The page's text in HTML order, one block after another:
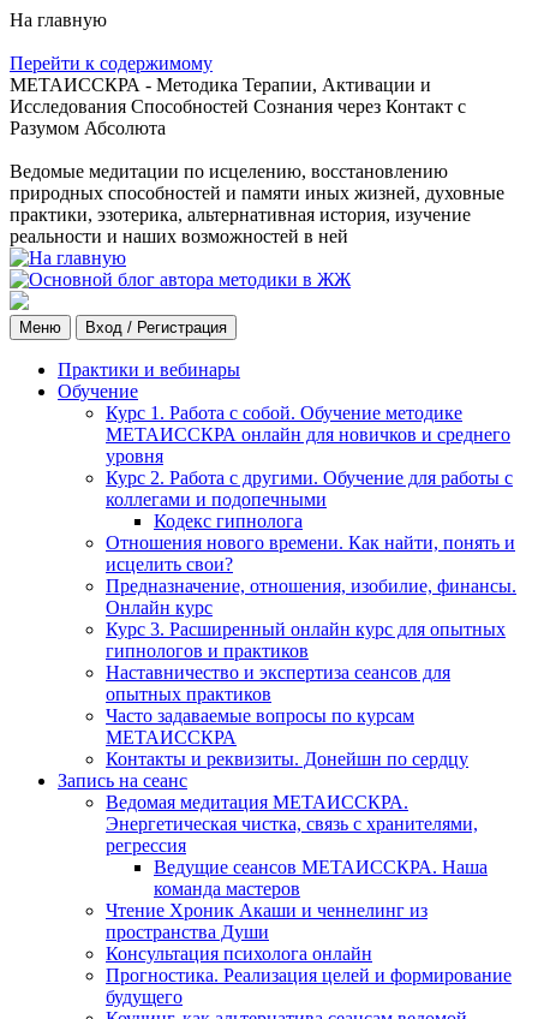
На главную
Перейти к содержимому
МЕТАИССКРА - Методика Терапии, Активации и
Исследования Способностей Сознания через Контакт с
Разумом Абсолюта
Ведомые медитации по исцелению, восстановлению
природных способностей и памяти иных жизней, духовные
практики, эзотерика, альтернативная история, изучение
реальности и наших возможностей в ней
Меню Вход / Регистрация
Практики и вебинары
Обучение
Курс 1. Работа с собой. Обучение методике
МЕТАИССКРА онлайн для новичков и среднего
уровня
Курс 2. Работа с другими. Обучение для работы с
коллегами и подопечными
Кодекс гипнолога
Отношения нового времени. Как найти, понять и
исцелить свои?
Предназначение, отношения, изобилие, финансы.
Онлайн курс
Курс 3. Расширенный онлайн курс для опытных
гипнологов и практиков
Наставничество и экспертиза сеансов для
опытных практиков
Часто задаваемые вопросы по курсам
МЕТАИССКРА
Контакты и реквизиты. Донейшн по сердцу
Запись на сеанс
Ведомая медитация МЕТАИССКРА.
Энергетическая чистка, связь с хранителями,
регрессия
Ведущие сеансов МЕТАИССКРА. Наша
команда мастеров
Чтение Хроник Акаши и ченнелинг из
пространства Души
Консультация психолога онлайн
Прогностика. Реализация целей и формирование
будущего